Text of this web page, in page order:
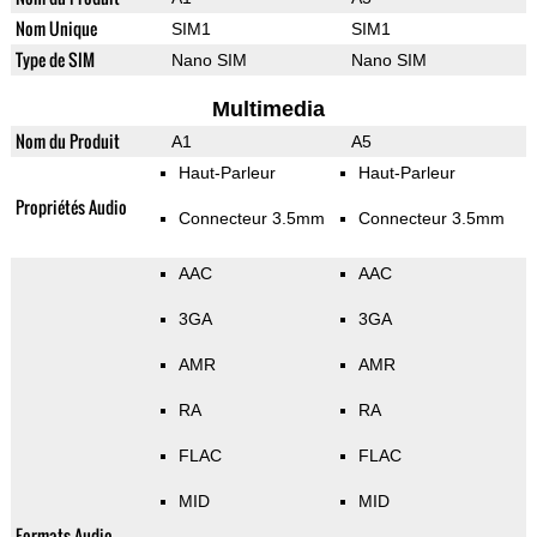
Nom Unique SIM1 SIM1
Type de SIM Nano SIM Nano SIM
Multimedia
Nom du Produit A1 A5
Propriétés Audio
Haut-Parleur
Connecteur 3.5mm
Haut-Parleur
Connecteur 3.5mm
AAC
3GA
AMR
RA
FLAC
MID
AAC
3GA
AMR
RA
FLAC
MID